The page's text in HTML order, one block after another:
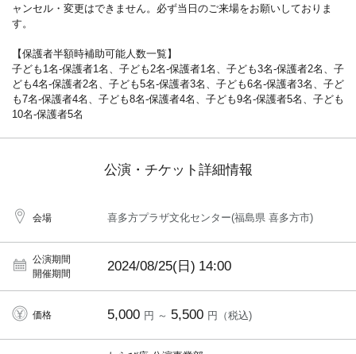
ャンセル・変更はできません。必ず当日のご来場をお願いしておりま
す。
【保護者半額時補助可能人数一覧】
子ども1名-保護者1名、子ども2名-保護者1名、子ども3名-保護者2名、子
ども4名-保護者2名、子ども5名-保護者3名、子ども6名-保護者3名、子ど
も7名-保護者4名、子ども8名-保護者4名、子ども9名-保護者5名、子ども
10名-保護者5名
公演・チケット詳細情報
会場 喜多方プラザ文化センター(福島県 喜多方市)
公演期間
開催期間
2024/08/25(日) 14:00
価格 5,000 円 ～ 5,500 円（税込)